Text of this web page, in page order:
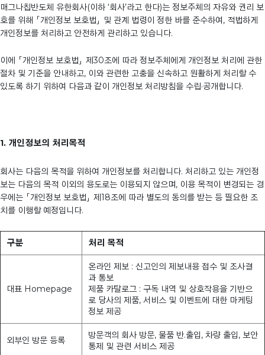
매그나칩반도체 유한회사(이하 ‘회사’라고 한다)는 정보주체의 자유와 권리 보
호를 위해 「개인정보 보호법」 및 관계 법령이 정한 바를 준수하여, 적법하게
개인정보를 처리하고 안전하게 관리하고 있습니다.
이에 「개인정보 보호법」 제30조에 따라 정보주체에게 개인정보 처리에 관한
절차 및 기준을 안내하고, 이와 관련한 고충을 신속하고 원활하게 처리할 수
있도록 하기 위하여 다음과 같이 개인정보 처리방침을 수립·공개합니다.
1. 개인정보의 처리목적
회사는 다음의 목적을 위하여 개인정보를 처리합니다. 처리하고 있는 개인정
보는 다음의 목적 이외의 용도로는 이용되지 않으며, 이용 목적이 변경되는 경
우에는 「개인정보 보호법」 제18조에 따라 별도의 동의를 받는 등 필요한 조
치를 이행할 예정입니다.
구분 처리 목적
대표 Homepage
온라인 제보 : 신고인의 제보내용 접수 및 조사결
과 통보
제품 카탈로그 : 구독 내역 및 상호작용을 기반으
로 당사의 제품, 서비스 및 이벤트에 대한 마케팅
정보 제공
외부인 방문 등록
방문객의 회사 방문, 물품 반.출입, 차량 출입, 보안
통제 및 관련 서비스 제공